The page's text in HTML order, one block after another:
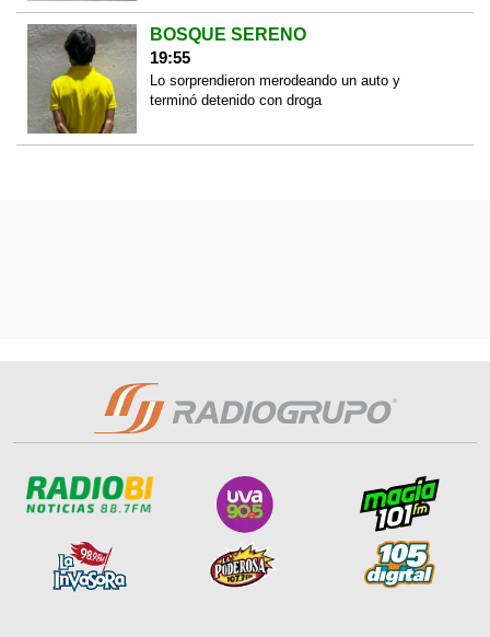
BOSQUE SERENO
19:55
Lo sorprendieron merodeando un auto y
terminó detenido con droga